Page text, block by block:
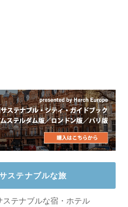
ステナブルな旅
ステナブルな宿・ホテル